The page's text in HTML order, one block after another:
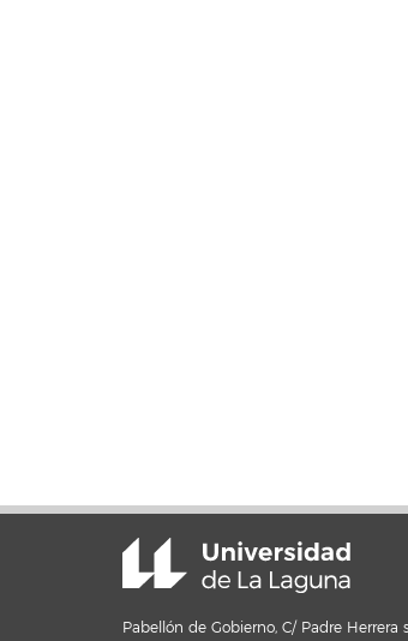
Pabellón de Gobierno, C/ Padre Herrera